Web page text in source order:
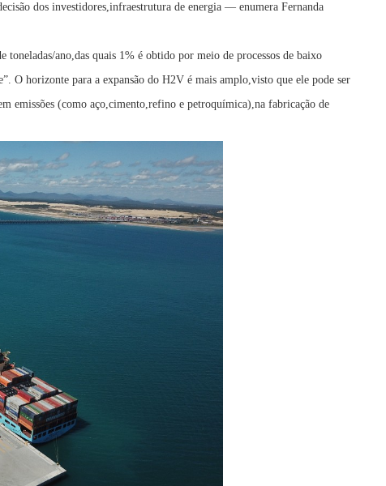
dos investidores,infraestrutura de energia — enumera Fernanda
ano,das quais 1% é obtido por meio de processos de baixo
O horizonte para a expansão do H2V é mais amplo,visto que ele pode ser
emissões (como aço,cimento,refino e petroquímica),na fabricação de